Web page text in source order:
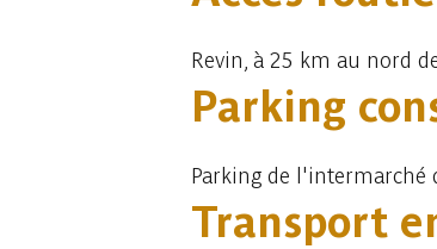
Revin, à 25 km au nord
Parking
Parking de l'intermarché
Transport